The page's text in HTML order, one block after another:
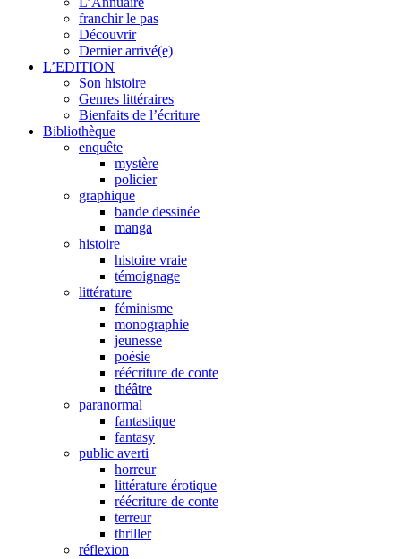
franchir le pas
Découvrir
Dernier arrivé(e)
L’EDITION
Son histoire
Genres littéraires
Bienfaits de l’écriture
Bibliothèque
enquête
mystère
policier
graphique
bande dessinée
manga
histoire
histoire vraie
témoignage
littérature
féminisme
monographie
jeunesse
poésie
réécriture de conte
théâtre
paranormal
fantastique
fantasy
public averti
horreur
littérature érotique
réécriture de conte
terreur
thriller
réflexion